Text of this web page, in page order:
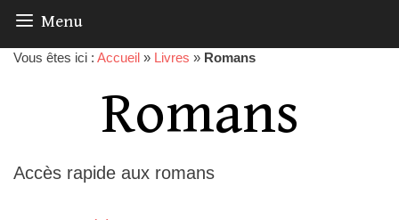
Menu
Vous êtes ici : Accueil » Livres » Romans
Romans
Accès rapide aux romans